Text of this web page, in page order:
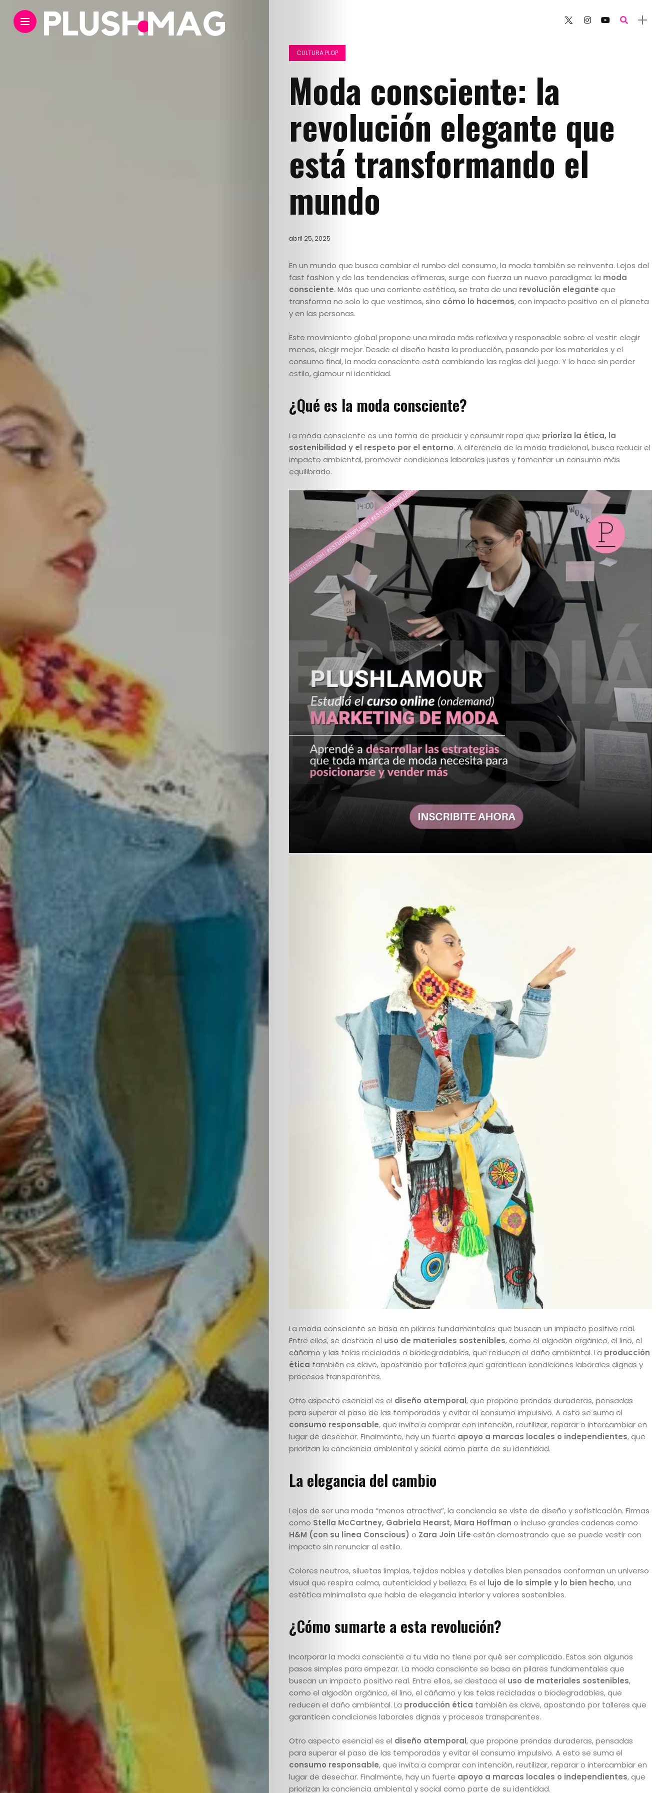
Editoriales
Comunidad
La
escuela
–
El
detrás
de
escena
Destacados
de
la
Escuela
destacados
Search
CULTURA PLOP
Moda consciente: la
revolución elegante que
está transformando el
mundo
abril 25, 2025
En un mundo que busca cambiar el rumbo del consumo, la moda también se reinventa. Lejos del
fast fashion y de las tendencias efímeras, surge con fuerza un nuevo paradigma: la moda
consciente. Más que una corriente estética, se trata de una revolución elegante que
transforma no solo lo que vestimos, sino cómo lo hacemos, con impacto positivo en el planeta
y en las personas.
Este movimiento global propone una mirada más reflexiva y responsable sobre el vestir: elegir
menos, elegir mejor. Desde el diseño hasta la producción, pasando por los materiales y el
consumo final, la moda consciente está cambiando las reglas del juego. Y lo hace sin perder
estilo, glamour ni identidad.
¿Qué es la moda consciente?
La moda consciente es una forma de producir y consumir ropa que prioriza la ética, la
sostenibilidad y el respeto por el entorno. A diferencia de la moda tradicional, busca reducir el
impacto ambiental, promover condiciones laborales justas y fomentar un consumo más
equilibrado.
La moda consciente se basa en pilares fundamentales que buscan un impacto positivo real.
Entre ellos, se destaca el uso de materiales sostenibles, como el algodón orgánico, el lino, el
cáñamo y las telas recicladas o biodegradables, que reducen el daño ambiental. La producción
ética también es clave, apostando por talleres que garanticen condiciones laborales dignas y
procesos transparentes.
Otro aspecto esencial es el diseño atemporal, que propone prendas duraderas, pensadas
para superar el paso de las temporadas y evitar el consumo impulsivo. A esto se suma el
consumo responsable, que invita a comprar con intención, reutilizar, reparar o intercambiar en
lugar de desechar. Finalmente, hay un fuerte apoyo a marcas locales o independientes, que
priorizan la conciencia ambiental y social como parte de su identidad.
La elegancia del cambio
Lejos de ser una moda “menos atractiva”, la conciencia se viste de diseño y sofisticación. Firmas
como Stella McCartney, Gabriela Hearst, Mara Hoffman o incluso grandes cadenas como
H&M (con su línea Conscious) o Zara Join Life están demostrando que se puede vestir con
impacto sin renunciar al estilo.
Colores neutros, siluetas limpias, tejidos nobles y detalles bien pensados conforman un universo
visual que respira calma, autenticidad y belleza. Es el lujo de lo simple y lo bien hecho, una
estética minimalista que habla de elegancia interior y valores sostenibles.
¿Cómo sumarte a esta revolución?
Incorporar la moda consciente a tu vida no tiene por qué ser complicado. Estos son algunos
pasos simples para empezar. La moda consciente se basa en pilares fundamentales que
buscan un impacto positivo real. Entre ellos, se destaca el uso de materiales sostenibles,
como el algodón orgánico, el lino, el cáñamo y las telas recicladas o biodegradables, que
reducen el daño ambiental. La producción ética también es clave, apostando por talleres que
garanticen condiciones laborales dignas y procesos transparentes.
Otro aspecto esencial es el diseño atemporal, que propone prendas duraderas, pensadas
para superar el paso de las temporadas y evitar el consumo impulsivo. A esto se suma el
consumo responsable, que invita a comprar con intención, reutilizar, reparar o intercambiar en
lugar de desechar. Finalmente, hay un fuerte apoyo a marcas locales o independientes, que
priorizan la conciencia ambiental y social como parte de su identidad.